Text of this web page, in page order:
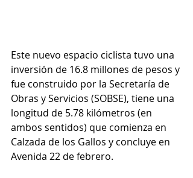
Este nuevo espacio ciclista tuvo una
inversión de 16.8 millones de pesos y
fue construido por la Secretaría de
Obras y Servicios (SOBSE), tiene una
longitud de 5.78 kilómetros (en
ambos sentidos) que comienza en
Calzada de los Gallos y concluye en
Avenida 22 de febrero.